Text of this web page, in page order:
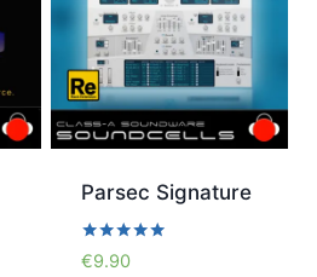
Parsec Signature
Bewertet
mit
€9.90